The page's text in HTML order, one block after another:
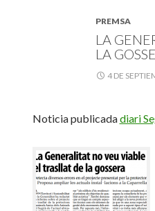
PREMSA
LA
LA
4 DE
Noticia publicadadiari